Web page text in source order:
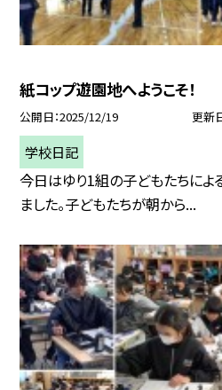
紙コップ遊園地へようこそ！
公開日 2025/12/19 更新
学校日記
今日はゆり1組の子どもたちに
ました。子どもたちが朝から...